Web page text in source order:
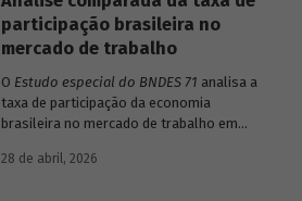
participação brasileira no
mercado de trabalho
O Estudo especial do BNDES 71 analisa a
taxa de participação da economia
brasileira no mercado de trabalho em
países de diferentes continentes e
28 de abril, 2026